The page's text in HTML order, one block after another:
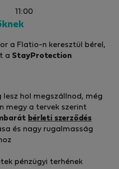
11:00
a Flatio-n keresztül bérel,
a StayProtection
hol megszállnod, még
megy a tervek szerint
bérleti szerződés
és nagy rugalmasság
pénzügyi terhének